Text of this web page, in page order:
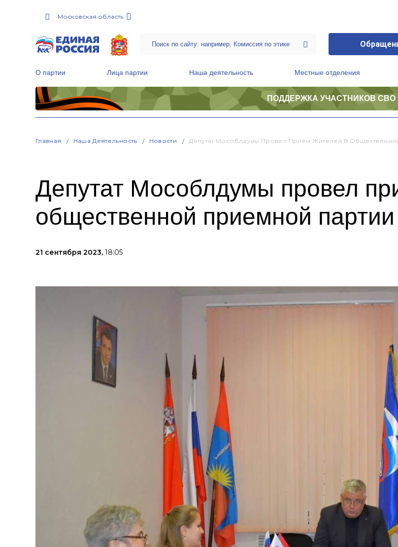
Московская область
О партии Лица партии Наша деятельность Местные отделения
ПОДДЕРЖКА УЧАСТНИКОВ СВО
Главная Наша Деятельность Новости Депутат Мособлдумы Провел Прием Жителей В
Депутат Мособлдумы провел
общественной приемной
21 сентября 2023, 18:05